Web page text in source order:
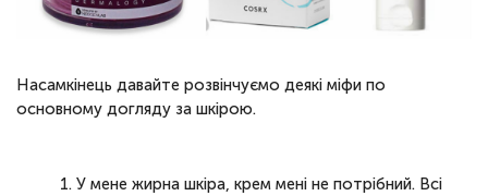
Насамкінець давайте розвінчуємо деякі міфи по
основному догляду за шкірою.
1. У мене жирна шкіра, крем мені не потрібний. Всі